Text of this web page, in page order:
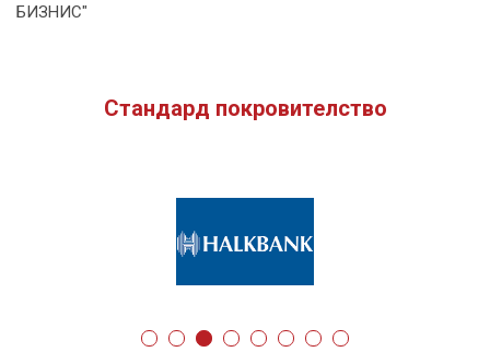
БИЗНИС"
Стандард покровителство